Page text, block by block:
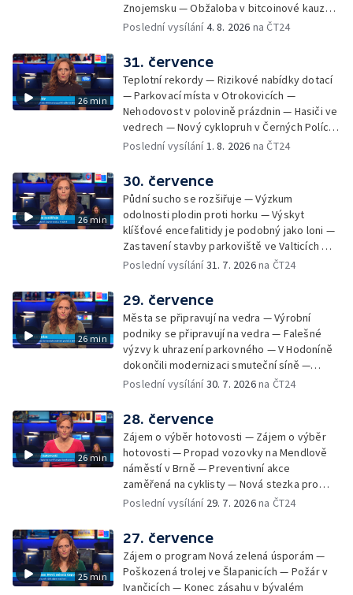
Znojemsku — Obžaloba v bitcoinové kauze
— Přestavba silnice přes Bzenec na
Zašové — Letní opravy divadel — Český hlas
ve vesmíru
Poslední vysílání4. 8. 2026 na ČT24
26 min
31. července
Teplotní rekordy — Rizikové nabídky dotací
— Parkovací místa v Otrokovicích —
Nehodovost v polovině prázdnin — Hasiči ve
vedrech — Nový cyklopruh v Černých Polích
— Květinová výstava ve Věžkách
Poslední vysílání1. 8. 2026 na ČT24
26 min
30. července
Půdní sucho se rozšiřuje — Výzkum
odolnosti plodin proti horku — Výskyt
klíšťové encefalitidy je podobný jako loni —
Zastavení stavby parkoviště ve Valticích —
Spor o lokalitu lesa v Rožnově pod
organismus — Kybernetický incident na
Masarykově univerzitě — Slavnostní
vyřazení absolventů Univerzity obran —
Letní kurzy umění pro mladé — Mobilní
kurníky pomáhají na poli
Poslední vysílání31. 7. 2026na ČT24
26 min
29. července
Města se připravují na vedra — Výrobní
podniky se připravují na vedra — Falešné
výzvy k uhrazení parkovného — V Hodoníně
dokončili modernizaci smuteční síně —
Chybějící toalety u dětských hřišť —
bývalého nákupního domu Letná — Končí 52.
ročník Letní filmové školy — 3. ročník
komunitní akce Stůl ve středu — Cesta na
podporu paliativní péče
Poslední vysílání30. 7. 2026na ČT24
26 min
28. července
Zájem o výběr hotovosti — Zájem o výběr
hotovosti — Propad vozovky na Mendlově
náměstí v Brně — Preventivní akce
zaměřená na cyklisty — Nová stezka pro
cyklisty na Zlínsku — Letecká linka mezi
pozorovat zatmění Slunce — Den AČFK na
Letní filmové škole — Milan Uhde slaví 90 let
— Rekonstrukce vojenského srubu
Poslední vysílání 29. 7. 2026na ČT24
25 min
27. července
Zájem o program Nová zelená úsporám —
Poškozená trolej ve Šlapanicích — Požár v
Ivančicích — Konec zásahu v bývalém